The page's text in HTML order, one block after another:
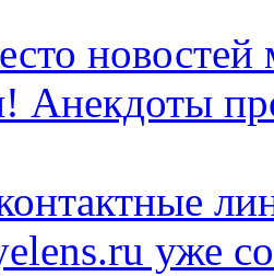
Анекдоты
уже